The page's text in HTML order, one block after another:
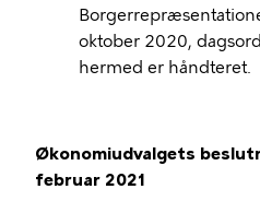
oktober 2020,
hermed er håndteret.
Økonomiudvalgets
februar 2021